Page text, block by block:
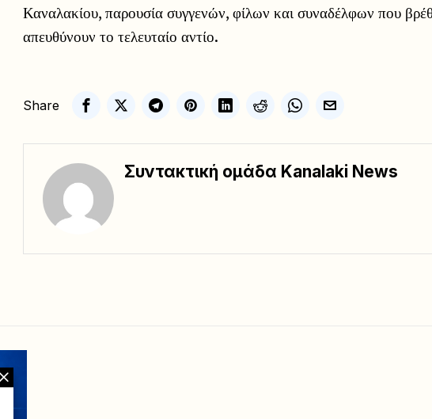
Καναλακίου, παρουσία συγγενών, φίλων και συναδέλφων που
απευθύνουν το τελευταίο αντίο.
Share
Συντακτική ομάδα Kanalaki News